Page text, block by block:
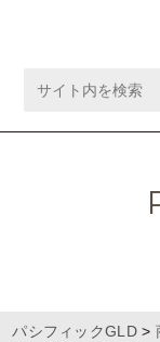
パシフィックGLD>